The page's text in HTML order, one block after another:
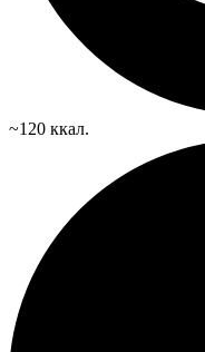
~120 ккал.